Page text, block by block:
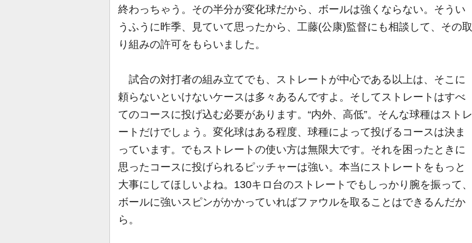
終わっちゃう。その半分が変化球だから、ボールは強くならない。そうい
うふうに昨季、見ていて思ったから、工藤(公康)監督にも相談して、その取
り組みの許可をもらいました。
試合の対打者の組み立てでも、ストレートが中心である以上は、そこに
頼らないといけないケースは多々あるんですよ。そしてストレートはすべ
てのコースに投げ込む必要があります。“内外、高低”。そんな球種はストレ
ートだけでしょう。変化球はある程度、球種によって投げるコースは決ま
っています。でもストレートの使い方は無限大です。それを困ったときに
思ったコースに投げられるピッチャーは強い。本当にストレートをもっと
大事にしてほしいよね。130キロ台のストレートでもしっかり腕を振って、
ボールに強いスピンがかかっていればファウルを取ることはできるんだか
ら。